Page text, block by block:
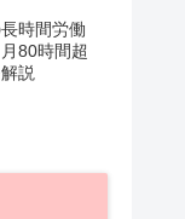
時間労働
80時間超
説